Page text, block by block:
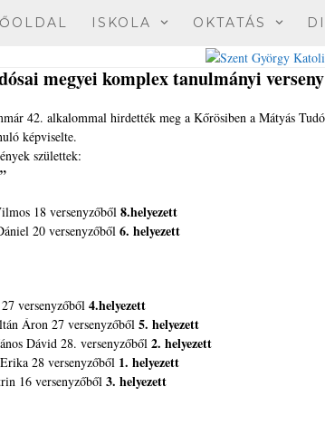
ISKOLA OKTATÁS
megyei komplex tanulmányi
42. alkalommal hirdették meg a Kőrösiben a Mátyás
képviselte.
születtek:
18 versenyzőből 8.helyezett
20 versenyzőből 6. helyezett
versenyzőből 4.helyezett
Áron 27 versenyzőből 5. helyezett
Dávid 28. versenyzőből 2. helyezett
28 versenyzőből 1. helyezett
16 versenyzőből 3. helyezett